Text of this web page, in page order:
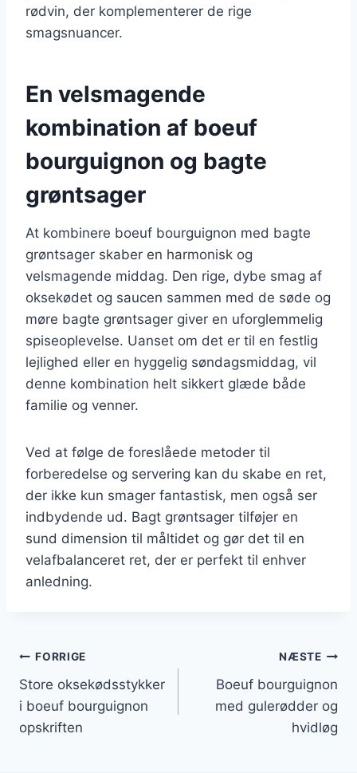
rødvin, der komplementerer de rige
smagsnuancer.
En velsmagende
kombination af boeuf
bourguignon og bagte
grøntsager
At kombinere boeuf bourguignon med bagte
grøntsager skaber en harmonisk og
velsmagende middag. Den rige, dybe smag af
oksekødet og saucen sammen med de søde og
møre bagte grøntsager giver en uforglemmelig
spiseoplevelse. Uanset om det er til en festlig
lejlighed eller en hyggelig søndagsmiddag, vil
denne kombination helt sikkert glæde både
familie og venner.
Ved at følge de foreslåede metoder til
forberedelse og servering kan du skabe en ret,
der ikke kun smager fantastisk, men også ser
indbydende ud. Bagt grøntsager tilføjer en
sund dimension til måltidet og gør det til en
velafbalanceret ret, der er perfekt til enhver
anledning.
Indlægsnavigation
FORRIGE
Store oksekødsstykker
i boeuf bourguignon
opskriften
NÆSTE
Boeuf bourguignon
med gulerødder og
hvidløg